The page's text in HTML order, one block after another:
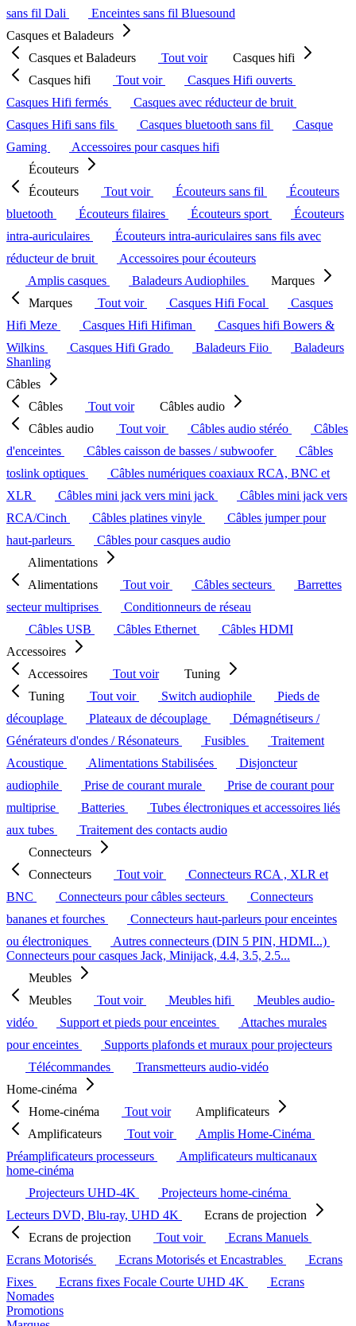
sans fil Dali
Enceintes sans fil Bluesound
Casques et Baladeurs
Casques et Baladeurs
Tout voir
Casques hifi
Casques hifi
Tout voir
Casques Hifi ouverts
Casques Hifi fermés
Casques avec réducteur de bruit
Casques Hifi sans fils
Casques bluetooth sans fil
Casque
Gaming
Accessoires pour casques hifi
Écouteurs
Écouteurs
Tout voir Écouteurs sans fil
Écouteurs
bluetooth
Écouteurs filaires Écouteurs sport
Écouteurs
intra-auriculaires
Écouteurs intra-auriculaires sans fils avec
réducteur de bruit
Accessoires pour écouteurs
Amplis casques
Baladeurs Audiophiles
Marques
Marques
Tout voir Casques Hifi Focal
Casques
Hifi Meze
Casques Hifi Hifiman
Casques hifi Bowers &
Wilkins
Casques Hifi Grado Baladeurs Fiio
Baladeurs
Shanling
Câbles
Câbles
Tout voir
Câbles audio
Câbles audio
Tout voir Câbles audio stéréo
Câbles
d'enceintes
Câbles caisson de basses / subwoofer
Câbles
toslink optiques
Câbles numériques coaxiaux RCA, BNC et
XLR
Câbles mini jack vers mini jack
Câbles mini jack vers
RCA/Cinch
Câbles platines vinyle
Câbles jumper pour
haut-parleurs
Câbles pour casques audio
Alimentations
Alimentations
Tout voir Câbles secteurs
Barrettes
secteur multiprises
Conditionneurs de réseau
Câbles USB
Câbles Ethernet
Câbles HDMI
Accessoires
Accessoires
Tout voir
Tuning
Tuning
Tout voir Switch audiophile
Pieds de
découplage
Plateaux de découplage
Démagnétiseurs /
Générateurs d'ondes / Résonateurs
Fusibles
Traitement
Acoustique
Alimentations Stabilisées
Disjoncteur
audiophile
Prise de courant murale
Prise de courant pour
multiprise
Batteries
Tubes électroniques et accessoires liés
aux tubes
Traitement des contacts audio
Connecteurs
Connecteurs
Tout voir
Connecteurs RCA , XLR et
BNC
Connecteurs pour câbles secteurs
Connecteurs
bananes et fourches
Connecteurs haut-parleurs pour enceintes
ou électroniques
Autres connecteurs (DIN 5 PIN, HDMI...)
Connecteurs pour casques Jack, Minijack, 4.4, 3.5, 2.5...
Meubles
Meubles
Tout voir Meubles hifi
Meubles audio-
vidéo
Support et pieds pour enceintes
Attaches murales
pour enceintes
Supports plafonds et muraux pour projecteurs
Télécommandes
Transmetteurs audio-vidéo
Home-cinéma
Home-cinéma
Tout voir
Amplificateurs
Amplificateurs
Tout voir
Amplis Home-Cinéma
Préamplificateurs processeurs
Amplificateurs multicanaux
home-cinéma
Projecteurs UHD-4K
Projecteurs home-cinéma
Lecteurs DVD, Blu-ray, UHD 4K
Ecrans de projection
Ecrans de projection
Tout voir
Ecrans Manuels
Ecrans Motorisés
Ecrans Motorisés et Encastrables
Ecrans
Fixes
Ecrans fixes Focale Courte UHD 4K
Ecrans
Nomades
Promotions